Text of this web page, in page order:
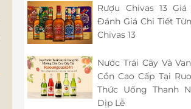
Rượu Chivas 13
Đánh Giá Chi Tiết
Chivas 13
Nước Trái Cây Và
Cồn Cao Cấp Tại
Thức Uống Thanh
Dịp Lễ